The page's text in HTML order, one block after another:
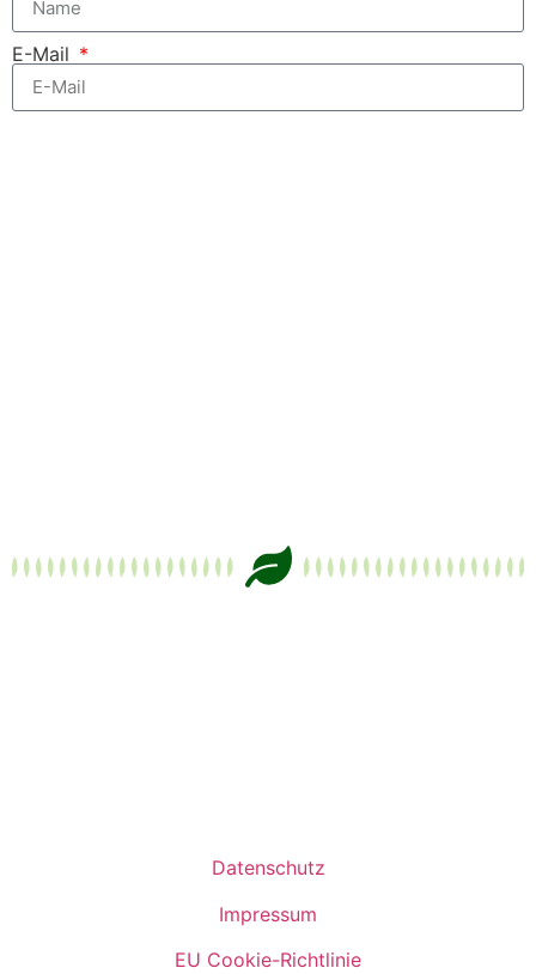
E-Mail
Datenschutz
Impressum
EU Cookie-Richtlinie